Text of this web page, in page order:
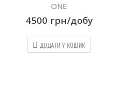
GOOGLE
9000 грн/добу
ДОДАТИ У КОШИК